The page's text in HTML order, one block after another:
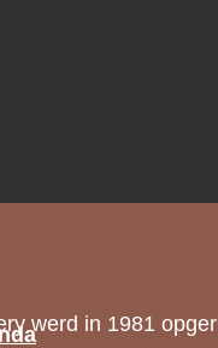
werd in 1981